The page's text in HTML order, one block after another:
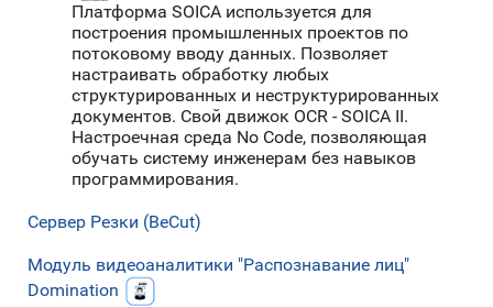
Платформа SOICA используется для
построения промышленных проектов по
потоковому вводу данных. Позволяет
настраивать обработку любых
структурированных и неструктурированных
документов. Свой движок OCR - SOICA II.
Настроечная среда No Code, позволяющая
обучать систему инженерам без навыков
программирования.
Сервер Резки (BeCut)
Модуль видеоаналитики "Распознавание лиц"
Domination